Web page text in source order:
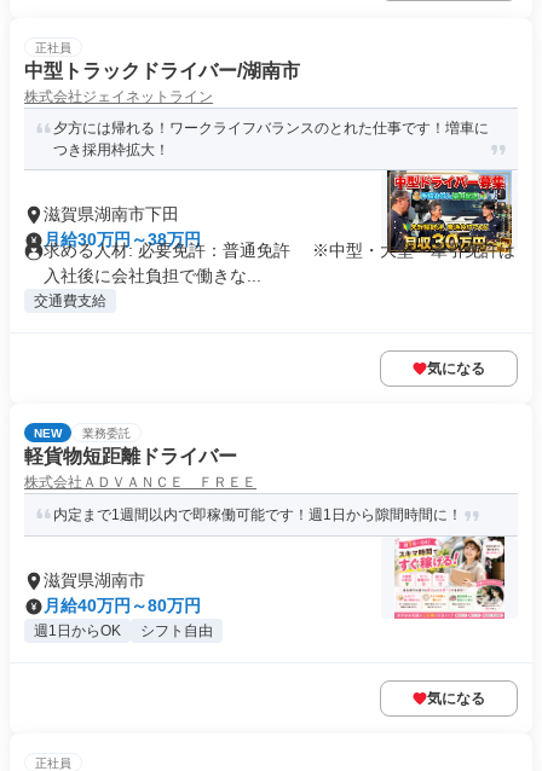
正社員
中型トラックドライバー/湖南市
株式会社ジェイネットライン
夕方には帰れる！ワークライフバランスのとれた仕事です！増車に
つき採用枠拡大！
滋賀県湖南市下田
月給30万円～38万円
求める人材: 必要免許：普通免許 ※中型・大型・牽引免許は
入社後に会社負担で働きな...
交通費支給
気になる
NEW 業務委託
軽貨物短距離ドライバー
株式会社ＡＤＶＡＮＣＥ ＦＲＥＥ
内定まで1週間以内で即稼働可能です！週1日から隙間時間に！
滋賀県湖南市
月給40万円～80万円
週1日からOK シフト自由
気になる
正社員